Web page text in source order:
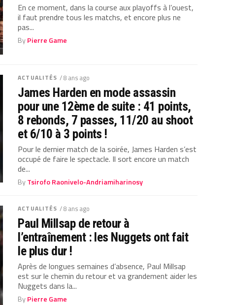
En ce moment, dans la course aux playoffs à l’ouest,
il faut prendre tous les matchs, et encore plus ne
pas...
ByPierre Game
ACTUALITÉS / 8 ans ago
James Harden en mode assassin
pour une 12ème de suite : 41 points,
8 rebonds, 7 passes, 11/20 au shoot
et 6/10 à 3 points !
Pour le dernier match de la soirée, James Harden s’est
occupé de faire le spectacle. Il sort encore un match
de...
ByTsirofo Raonivelo-Andriamiharinosy
ACTUALITÉS / 8 ans ago
Paul Millsap de retour à
l’entraînement : les Nuggets ont fait
le plus dur !
Après de longues semaines d’absence, Paul Millsap
est sur le chemin du retour et va grandement aider les
Nuggets dans la...
ByPierre Game